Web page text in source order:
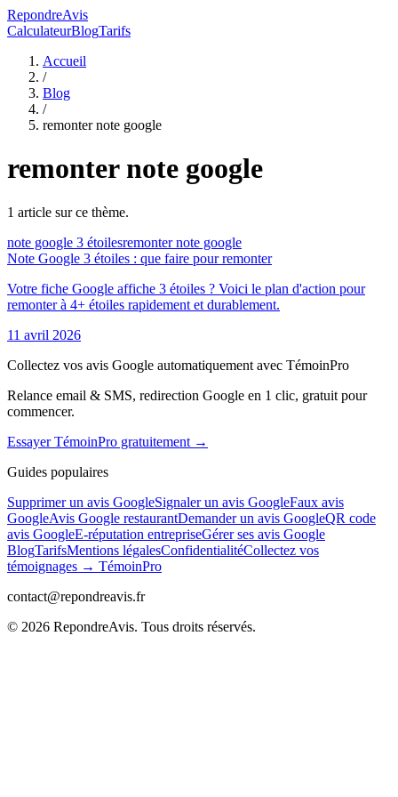
RepondreAvis
CalculateurBlogTarifs
Accueil
/
Blog
/
remonter note google
remonter note google
1 article sur ce thème.
note google 3 étoilesremonter note google
Note Google 3 étoiles : que faire pour remonter
Votre fiche Google affiche 3 étoiles ? Voici le plan d'action pour
remonter à 4+ étoiles rapidement et durablement.
11 avril 2026
Collectez vos avis Google automatiquement avec TémoinPro
Relance email & SMS, redirection Google en 1 clic, gratuit pour
commencer.
Essayer TémoinPro gratuitement →
Guides populaires
Supprimer un avis GoogleSignaler un avis GoogleFaux avis
GoogleAvis Google restaurantDemander un avis GoogleQR code
avis GoogleE-réputation entrepriseGérer ses avis Google
BlogTarifsMentions légalesConfidentialitéCollectez vos
témoignages → TémoinPro
contact@repondreavis.fr
© 2026 RepondreAvis. Tous droits réservés.